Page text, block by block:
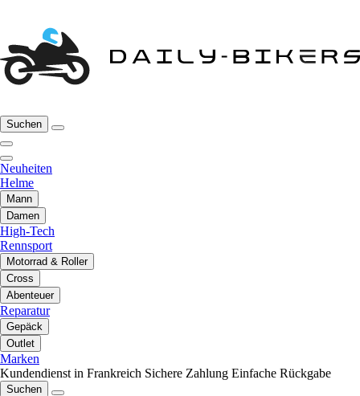
Suchen
Neuheiten
Helme
Mann
Damen
High-Tech
Rennsport
Motorrad & Roller
Cross
Abenteuer
Reparatur
Gepäck
Outlet
Marken
Kundendienst in Frankreich Sichere Zahlung Einfache Rückgabe
Suchen